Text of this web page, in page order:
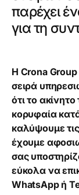
παρέχει
για τη
Η Crona
σειρά
ότι το
κορυφαία
καλύψουμε
έχουμε
σας
εύκολα να
WhatsApp ή